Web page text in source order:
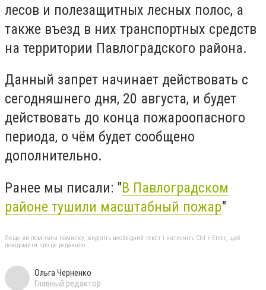
лесов и полезащитных лесных полос, а
также въезд в них транспортных средств
на территории Павлоградского района.
Данный запрет начинает действовать с
сегодняшнего дня, 20 августа, и будет
действовать до конца пожароопасного
периода, о чём будет сообщено
дополнительно.
Ранее мы писали: "В Павлоградском
районе тушили масштабный пожар"
Якщо ви помітили помилку, виділіть необхідний текст і натисніть Ctrl + Enter, щоб
повідомити про це редакцію
Ольга Черненко
Главный редактор